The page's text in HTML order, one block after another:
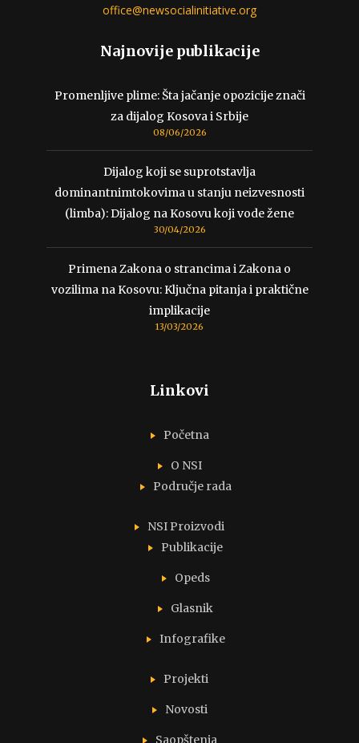
office@newsocialinitiative.org
Najnovije publikacije
Promenljive plime: Šta jačanje opozicije znači
za dijalog Kosova i Srbije
08/06/2026
Dijalog koji se suprotstavlja
dominantnimtokovima u stanju neizvesnosti
(limba): Dijalog na Kosovu koji vode žene
30/04/2026
Primena Zakona o strancima i Zakona o
vozilima na Kosovu: Ključna pitanja i praktične
implikacije
13/03/2026
Linkovi
Početna
O NSI
Područje rada
NSI Proizvodi
Publikacije
Opeds
Glasnik
Infografike
Projekti
Novosti
Saopštenja